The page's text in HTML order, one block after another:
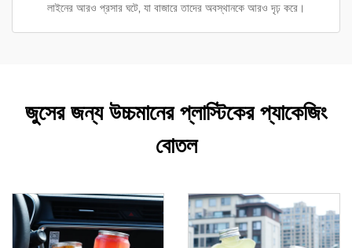
লাইনের আরও প্রসার ঘটে, যা বাজারে তাদের অবস্থানকে আরও দৃঢ় করে।
জুসের জন্য উচ্চমানের প্লাস্টিকের প্যাকেজিং
বোতল